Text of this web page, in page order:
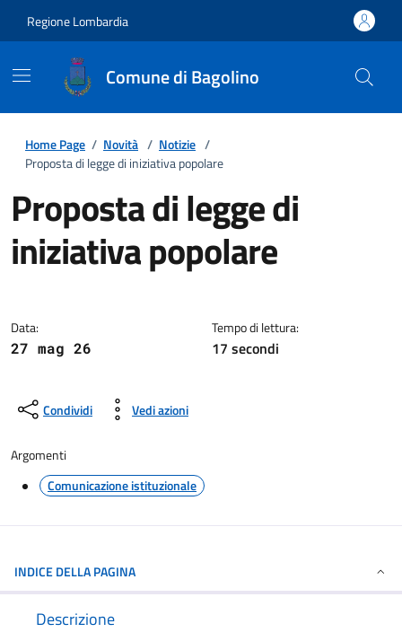
Regione Lombardia
Comune di Bagolino
Home Page / Novità / Notizie /
Proposta di legge di iniziativa popolare
Proposta di legge di
iniziativa popolare
Data:
27 mag 26
Tempo di lettura:
17 secondi
Condividi Vedi azioni
Argomenti
Comunicazione istituzionale
INDICE DELLA PAGINA
Descrizione